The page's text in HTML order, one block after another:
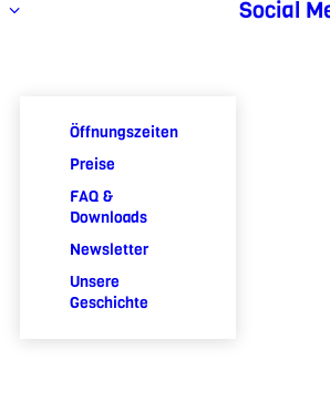
Öffnungszeiten
Preise
FAQ &
Downloads
Newsletter
Unsere
Geschichte
Social